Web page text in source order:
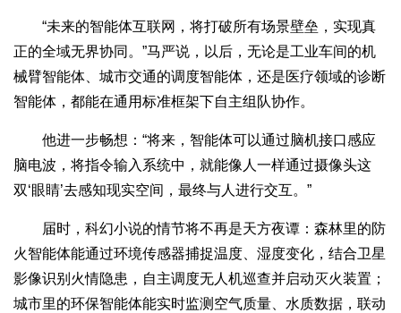
“未来的智能体互联网，将打破所有场景壁垒，实现真
正的全域无界协同。”马严说，以后，无论是工业车间的机
械臂智能体、城市交通的调度智能体，还是医疗领域的诊断
智能体，都能在通用标准框架下自主组队协作。
他进一步畅想：“将来，智能体可以通过脑机接口感应
脑电波，将指令输入系统中，就能像人一样通过摄像头这
双‘眼睛’去感知现实空间，最终与人进行交互。”
届时，科幻小说的情节将不再是天方夜谭：森林里的防
火智能体能通过环境传感器捕捉温度、湿度变化，结合卫星
影像识别火情隐患，自主调度无人机巡查并启动灭火装置；
城市里的环保智能体能实时监测空气质量、水质数据，联动